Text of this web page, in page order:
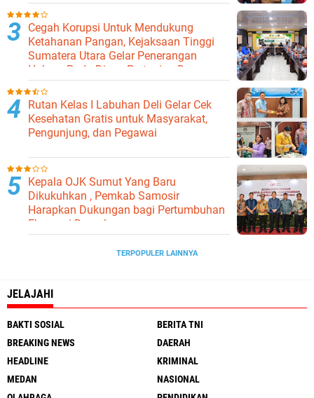
Cegah Korupsi Untuk Mendukung
Ketahanan Pangan, Kejaksaan Tinggi
Sumatera Utara Gelar Penerangan
Hukum Pada Dinas Pertanian Dan
Ketahanan Pangan
Rutan Kelas I Labuhan Deli Gelar Cek
Kesehatan Gratis untuk Masyarakat,
Pengunjung, dan Pegawai
Kepala OJK Sumut Yang Baru
Dikukuhkan , Pemkab Samosir
Harapkan Dukungan bagi Pertumbuhan
Ekonomi Daerah
TERPOPULER LAINNYA
JELAJAHI
BAKTI SOSIAL
BERITA TNI
BREAKING NEWS
DAERAH
HEADLINE
KRIMINAL
MEDAN
NASIONAL